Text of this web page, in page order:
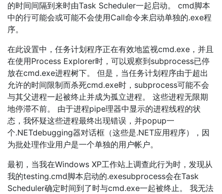
的时间间隔到来时由Task Scheduler一起启动。 cmd脚本
中的行可能会或可能不会使用Call命令来启动单独的.exe程
序。
在此设置中，任务计划程序正在有效地监视cmd.exe，并且
在使用Process Explorer时，可以观察到subprocess已停
放在cmd.exe进程树下。 但是，当任务计划程序由于超出
允许的时间限制而杀死cmd.exe时，subprocess可能不会
与其父进程一起被终止并成为孤立进程。 这些进程无限期
地停滞不前。 由于进程pipe理器中显示的进程线程的状
态，我怀疑这些进程最终出现错误，并popup一
个.NETdebugging器对话框（这些是.NET应用程序），因
为批处理作业用户是一个单独的用户帐户。
最初，当我在Windows XP工作站上调查此行为时，发现从
我的testing.cmd脚本启动的.exesubprocess会在Task
Scheduler确定时间到了时与cmd.exe一起被终止。 我无法